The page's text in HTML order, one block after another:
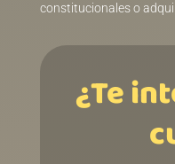
constitucionales o
¿Te